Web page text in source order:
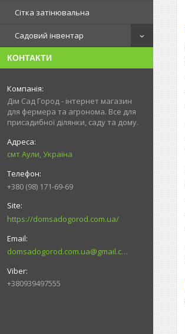
Сітка затінювальна
Садовий інвентар
КОНТАКТИ
Дім Сад Город - інтернет магазин
для фермера та агронома. Все для
присадибної ділянки, саду та дому.
смт Аули, Україна
+380 (98) 171-69-69
https://domsadogorod.com.ua/
domsadogorod.com.ua@gmail.com
+380939497555